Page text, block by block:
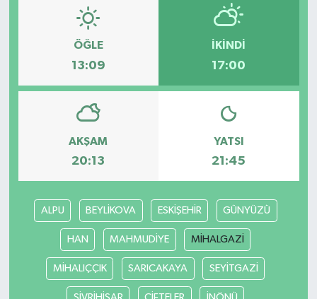
ÖĞLE
13:09
İKINDI
17:00
AKŞAM
20:13
YATSI
21:45
ALPU BEYLİKOVA ESKİŞEHİR GÜNYÜZÜ
HAN MAHMUDİYE MİHALGAZİ
MİHALIÇÇIK SARICAKAYA SEYİTGAZİ